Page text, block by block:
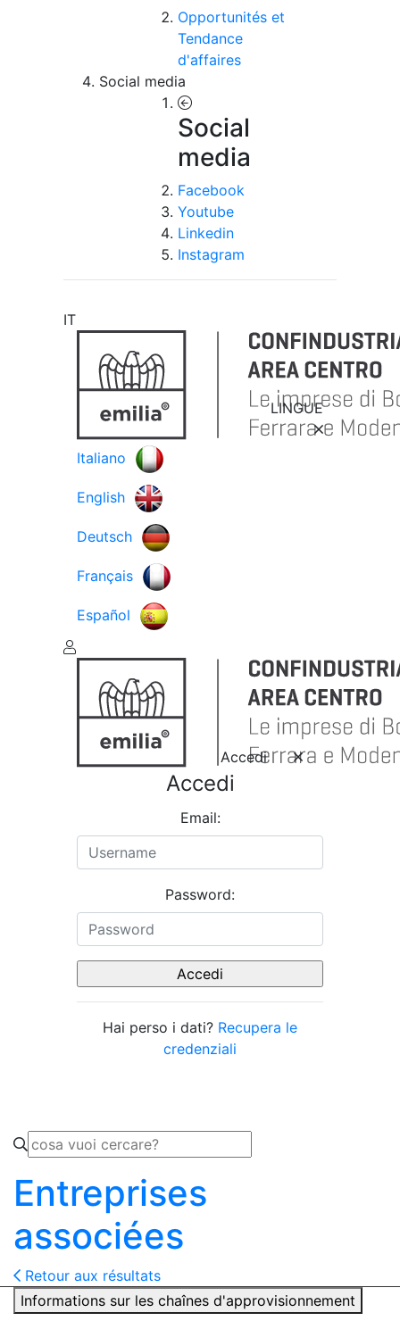
Opportunités et
Tendance
d'affaires
Social media
Social
media
Facebook
Youtube
Linkedin
Instagram
IT
LINGUE
Italiano
English
Deutsch
Français
Español
Accedi
Accedi
Email:
Password:
Hai perso i dati? Recupera le
credenziali
Entreprises
associées
Retour aux résultats
Informations sur les chaînes d'approvisionnement